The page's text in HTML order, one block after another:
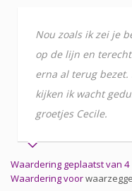
Nou zoals ik zei je
op de lijn en
erna al terug bezet.
kijken ik wacht
groetjes Cecile.
Waardering geplaatst van 4
Waardering voor